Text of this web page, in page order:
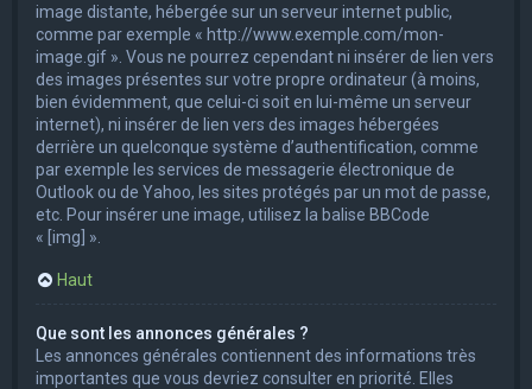
image distante, hébergée sur un serveur internet public,
comme par exemple « http://www.exemple.com/mon-
image.gif ». Vous ne pourrez cependant ni insérer de lien vers
des images présentes sur votre propre ordinateur (à moins,
bien évidemment, que celui-ci soit en lui-même un serveur
internet), ni insérer de lien vers des images hébergées
derrière un quelconque système d’authentification, comme
par exemple les services de messagerie électronique de
Outlook ou de Yahoo, les sites protégés par un mot de passe,
etc. Pour insérer une image, utilisez la balise BBCode
« [img] ».
Haut
Que sont les annonces générales ?
Les annonces générales contiennent des informations très
importantes que vous devriez consulter en priorité. Elles